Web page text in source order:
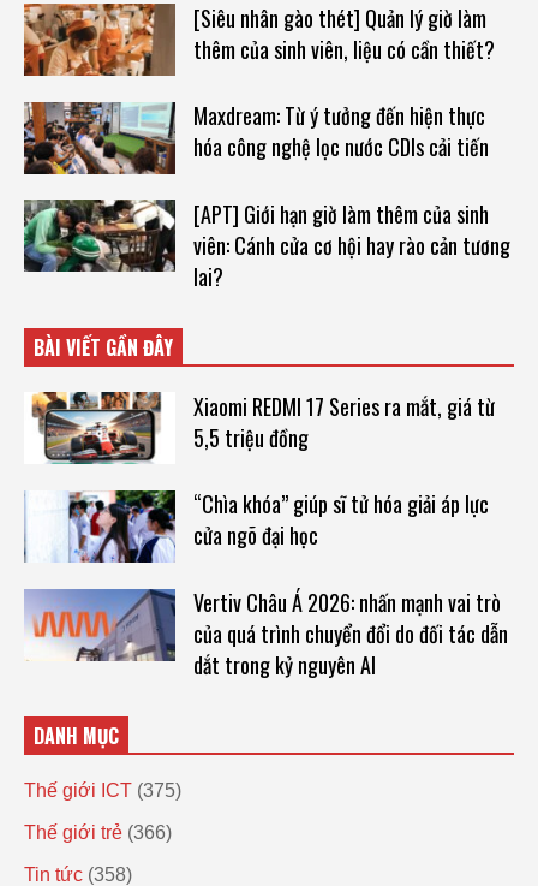
[Siêu nhân gào thét] Quản lý giờ làm
thêm của sinh viên, liệu có cần thiết?
Maxdream: Từ ý tưởng đến hiện thực
hóa công nghệ lọc nước CDIs cải tiến
[APT] Giới hạn giờ làm thêm của sinh
viên: Cánh cửa cơ hội hay rào cản tương
lai?
BÀI VIẾT GẦN ĐÂY
Xiaomi REDMI 17 Series ra mắt, giá từ
5,5 triệu đồng
“Chìa khóa” giúp sĩ tử hóa giải áp lực
cửa ngõ đại học
Vertiv Châu Á 2026: nhấn mạnh vai trò
của quá trình chuyển đổi do đối tác dẫn
dắt trong kỷ nguyên AI
DANH MỤC
Thế giới ICT (375)
Thế giới trẻ (366)
Tin tức (358)